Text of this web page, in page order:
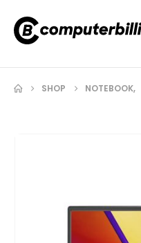
SHOP NOTEBOOK,